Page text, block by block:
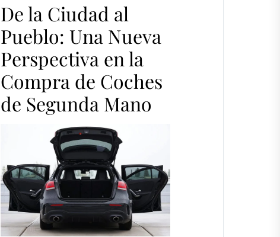
De la Ciudad al
Pueblo: Una Nueva
Perspectiva en la
Compra de Coches
de Segunda Mano